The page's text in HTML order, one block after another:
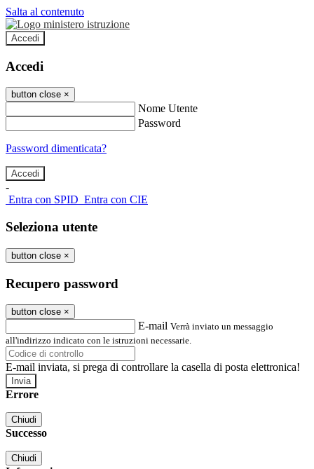
Salta al contenuto
Accedi
Accedi
button close ×
Nome Utente
Password
Password dimenticata?
-
Entra con SPID Entra con CIE
Seleziona utente
button close ×
Recupero password
button close ×
E-mail Verrà inviato un messaggio
all'indirizzo indicato con le istruzioni necessarie.
E-mail inviata, si prega di controllare la casella di posta elettronica!
Errore
Chiudi
Successo
Chiudi